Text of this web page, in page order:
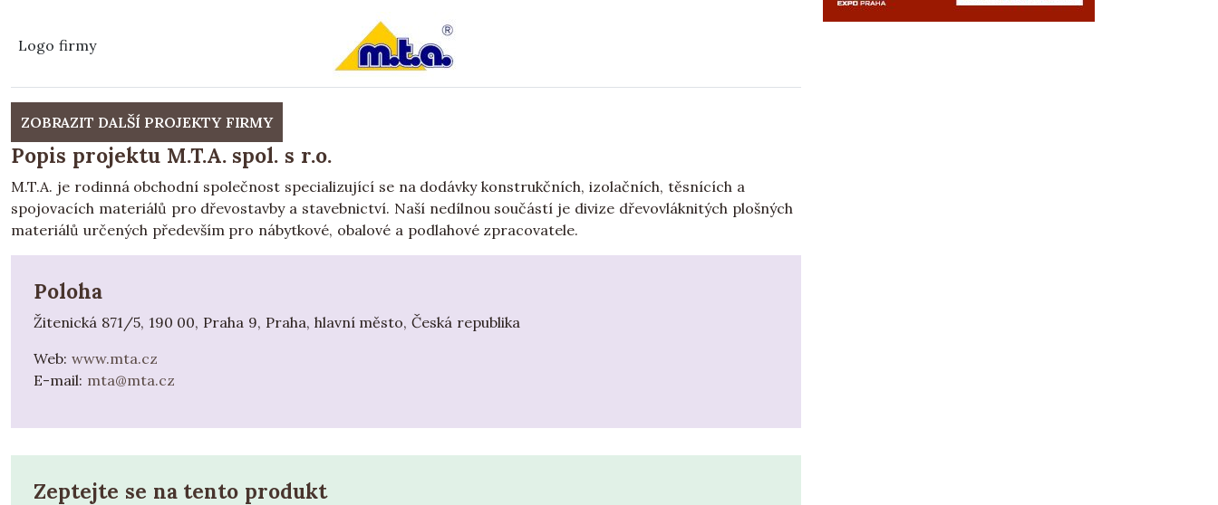
Logo firmy
ZOBRAZIT DALŠÍ PROJEKTY FIRMY
Popis projektu M.T.A. spol. s r.o.
M.T.A. je rodinná obchodní společnost specializující se na dodávky konstrukčních, izolačních, těsnících a
spojovacích materiálů pro dřevostavby a stavebnictví. Naší nedílnou součástí je divize dřevovláknitých plošných
materiálů určených především pro nábytkové, obalové a podlahové zpracovatele.
Poloha
Žitenická 871/5, 190 00, Praha 9, Praha, hlavní město, Česká republika
Web: www.mta.cz
E-mail: mta@mta.cz
Zeptejte se na tento produkt